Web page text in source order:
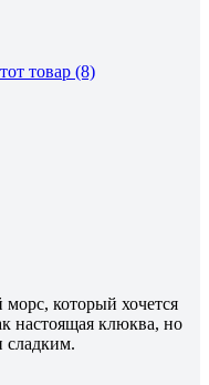
товар (8)
который хочется
настоящая клюква, но
сладким.